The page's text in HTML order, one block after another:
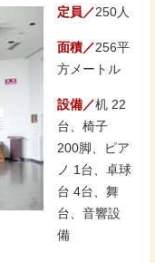
定員／250人
面積／256平
方メートル
設備／机 22
台、椅子
200脚、ピア
ノ 1台、卓球
台 4台、舞
台、音響設
備